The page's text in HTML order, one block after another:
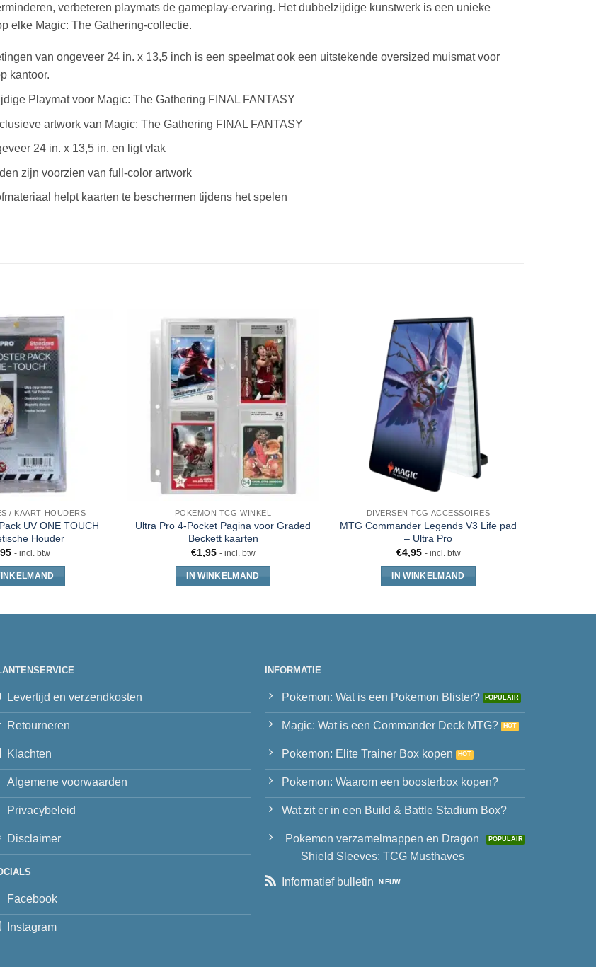
verbeteren playmats de gameplay-ervaring. Het dubbelzijdige kunstwerk is een unieke
elke Magic: The Gathering-collectie.
van ongeveer 24 in. x 13,5 inch is een speelmat ook een uitstekende oversized muismat voor
kantoor.
Playmat voor Magic: The Gathering FINAL FANTASY
artwork van Magic: The Gathering FINAL FANTASY
24 in. x 13,5 in. en ligt vlak
zijn voorzien van full-color artwork
helpt kaarten te beschermen tijdens het spelen
/ KAART HOUDERS
UV ONE TOUCH
Houder
- incl. btw
POKÉMON TCG WINKEL
Ultra Pro 4-Pocket Pagina voor Graded
Beckett kaarten
€1,95 - incl. btw
IN WINKELMAND
DIVERSEN TCG ACCESSOIRES
MTG Commander Legends V3 Life pad
– Ultra Pro
€4,95 - incl. btw
IN WINKELMAND
Levertijd en verzendkosten
Retourneren
Klachten
Algemene voorwaarden
Privacybeleid
Disclaimer
Facebook
Instagram
INFORMATIE
Pokemon: Wat is een Pokemon Blister?
Magic: Wat is een Commander Deck MTG?
Pokemon: Elite Trainer Box kopen
Pokemon: Waarom een boosterbox kopen?
Wat zit er in een Build & Battle Stadium Box?
Pokemon verzamelmappen en Dragon
Shield Sleeves: TCG Musthaves
Informatief bulletin